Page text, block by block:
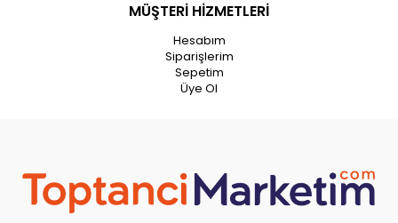
MÜŞTERİ HİZMETLERİ
Hesabım
Siparişlerim
Sepetim
Üye Ol